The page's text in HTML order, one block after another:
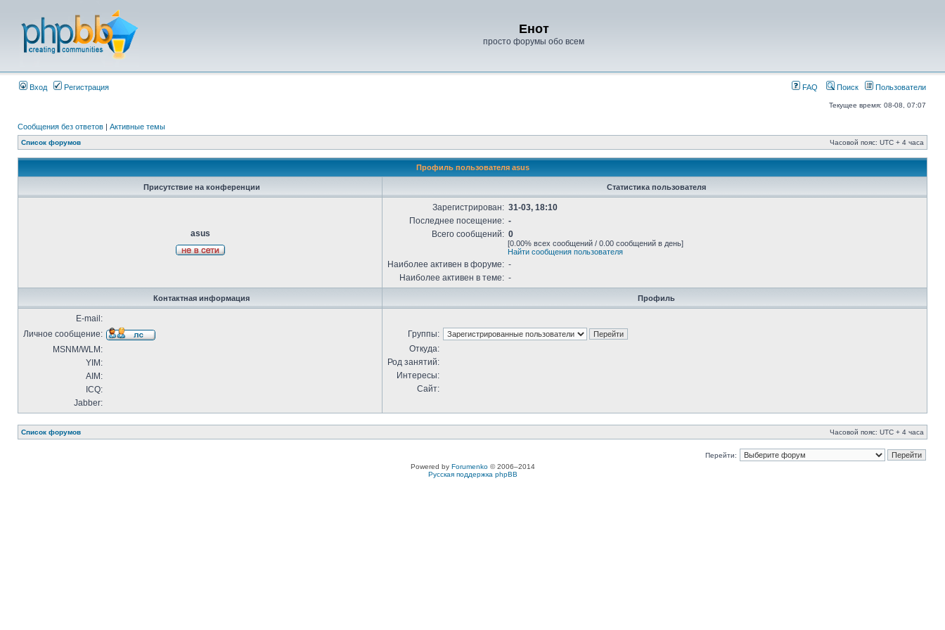
Енот
просто форумы обо всем
Вход Регистрация FAQ Поиск Пользователи
Текущее время: 08-08, 07:07
Сообщения без ответов | Активные темы
Список форумов Часовой пояс: UTC + 4 часа
Профиль пользователя asus
Присутствие на конференции Статистика пользователя
asus
Зарегистрирован: 31-03, 18:10
Последнее посещение: -
Всего сообщений: 0
[0.00% всех сообщений / 0.00 сообщений в день]
Найти сообщения пользователя
Наиболее активен в форуме: -
Наиболее активен в теме: -
Контактная информация Профиль
E-mail:
Личное сообщение:
MSNM/WLM:
YIM:
AIM:
ICQ:
Jabber:
Группы:
Откуда:
Род занятий:
Интересы:
Сайт:
Список форумов Часовой пояс: UTC + 4 часа
Перейти:
Powered by Forumenko© 2006–2014
Русская поддержка phpBB